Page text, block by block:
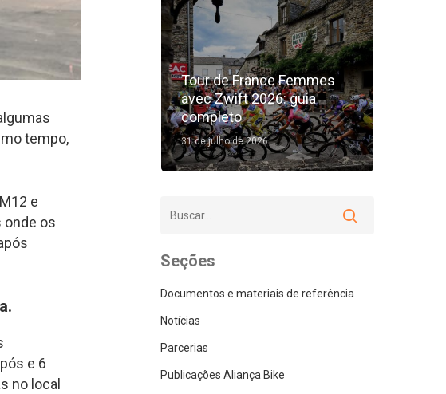
tempo,
e
onde os
e 6
no local
Tour de France Femmes
avec Zwift 2026: guia
completo
31 de julho de 2026
Seções
Documentos e materiais de referência
Notícias
Parcerias
Publicações Aliança Bike